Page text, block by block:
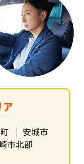
ア
安城市
市北部